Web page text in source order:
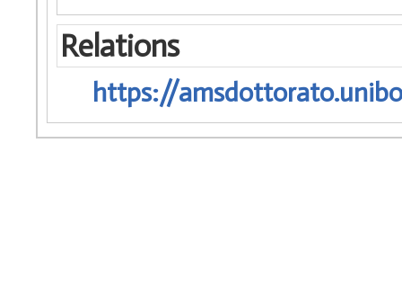
Relations
https://